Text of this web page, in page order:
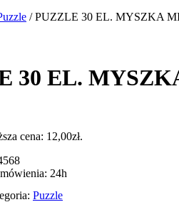
/ PUZZLE 30 EL. MYSZKA
30 EL.
cena: 12,00zł.
24h
Puzzle